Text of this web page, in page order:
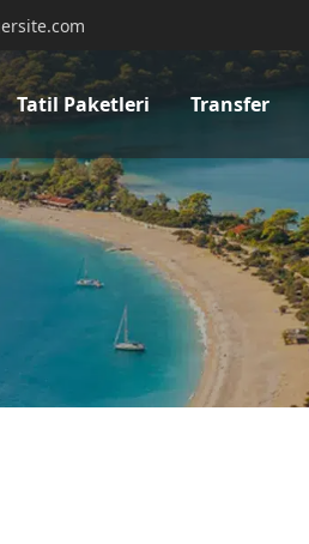
Tatil Paketleri Transfer